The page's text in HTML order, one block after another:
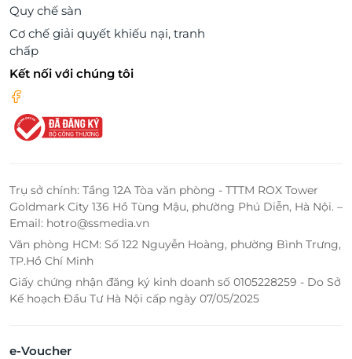
Quy chế sàn
Cơ chế giải quyết khiếu nại, tranh
chấp
Kết nối với chúng tôi
Trụ sở chính: Tầng 12A Tòa văn phòng - TTTM ROX Tower
Goldmark City 136 Hồ Tùng Mậu, phường Phú Diễn, Hà Nội. –
Email: hotro@ssmedia.vn
Văn phòng HCM: Số 122 Nguyễn Hoàng, phường Bình Trưng,
TP.Hồ Chí Minh
Giấy chứng nhận đăng ký kinh doanh số 0105228259 - Do Sở
Kế hoạch Đầu Tư Hà Nội cấp ngày 07/05/2025
e-Voucher